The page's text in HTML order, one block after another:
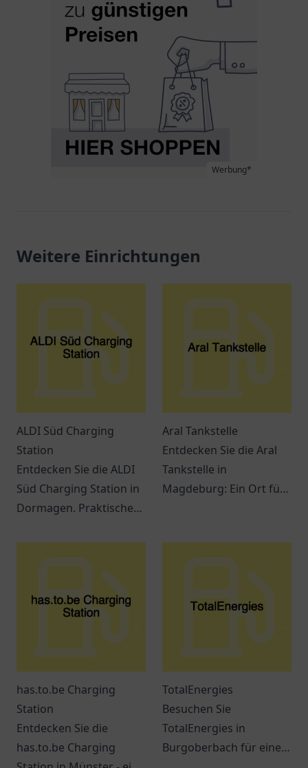
Werbung*
Weitere Einrichtungen
ALDI Süd Charging
Station
Entdecken Sie die ALDI
Süd Charging Station in
Dormagen. Praktische
Elektrofahrzeuge und
erwarten Sie.
Aral Tankstelle
Entdecken Sie die Aral
Tankstelle in
Magdeburg: Ein Ort für
Service an der
has.to.be Charging
Station
Entdecken Sie die
has.to.be Charging
TotalEnergies
Besuchen Sie
TotalEnergies in
Burgoberbach für eine